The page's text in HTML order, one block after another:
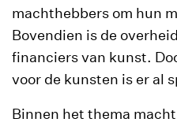
machthebbers om hun
Bovendien is de
financiers van kunst.
voor de kunsten is er al
Binnen het thema